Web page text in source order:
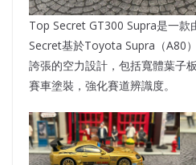
Top Secret GT300 Supra是一款
Secret基於Toyota Supra（A80
誇張的空力設計，包括寬體葉子
賽車塗裝，強化賽道辨識度。